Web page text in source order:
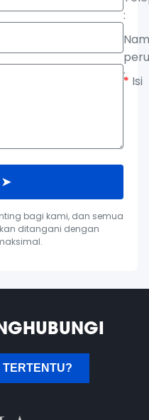
:
:* Isi
➤
bagi kami, dan semua
ditangani dengan
TERTENTU?